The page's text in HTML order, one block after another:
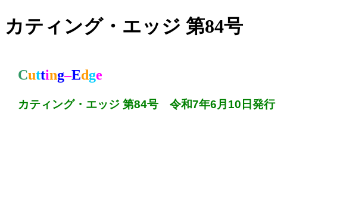
カティング・エッジ 第84号
Cutting–Edge
カティング・エッジ 第84号 令和7年6月10日発行